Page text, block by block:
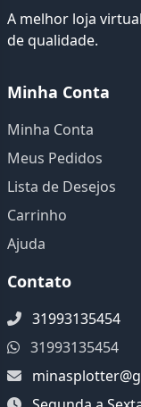
A melhor loja
de qualidade.
Minha Conta
Minha Conta
Meus Pedidos
Lista de Desejos
Carrinho
Ajuda
Contato
31993135454
31993135454